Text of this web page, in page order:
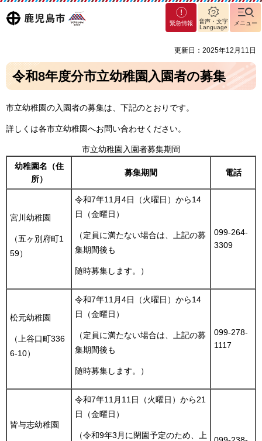
鹿児島
マグ
マシ
緊急情報
音声・文字
Language
メニュー
更新日：2025年12月11日
令和8年度分市立幼稚園入園者の募集
市立幼稚園の入園者の募集は、下記のとおりです。
詳しくは各市立幼稚園へお問い合わせください。
市立幼稚園入園者募集期間
幼稚園名（住
所）
募集期間 電話
宮川幼稚園
（五ヶ別府町1
59）
令和7年11月4日（火曜日）から14
日（金曜日）
（定員に満たない場合は、上記の募
集期間後も
随時募集します。）
099-264-
3309
松元幼稚園
（上谷口町336
6-10）
令和7年11月4日（火曜日）から14
日（金曜日）
（定員に満たない場合は、上記の募
集期間後も
随時募集します。）
099-278-
1117
皆与志幼稚園
令和7年11月11日（火曜日）から21
日（金曜日）
（令和9年3月に閉園予定のため、上